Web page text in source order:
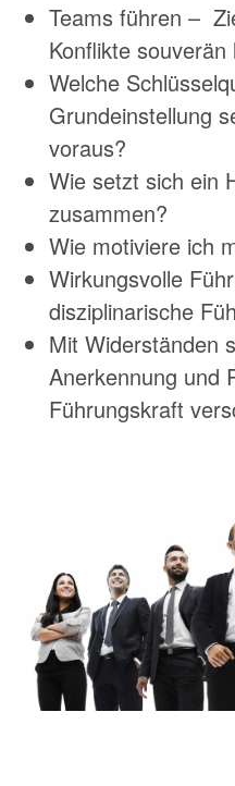
Teams führen –
Konflikte souverän
Welche
Grundeinstellung
voraus?
Wie setzt sich ein
zusammen?
Wie motiviere ich
Wirkungsvolle
disziplinarische
Mit Widerständen
Anerkennung und
Führungskraft